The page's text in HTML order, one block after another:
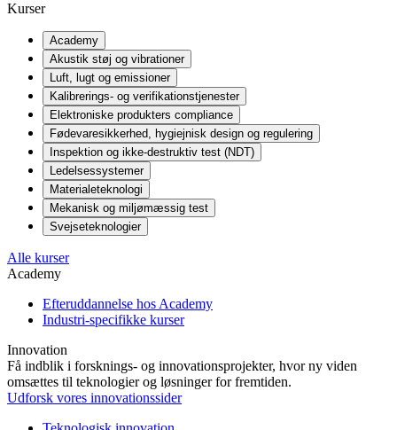
Kurser
Academy
Akustik støj og vibrationer
Luft, lugt og emissioner
Kalibrerings- og verifikationstjenester
Elektroniske produkters compliance
Fødevaresikkerhed, hygiejnisk design og regulering
Inspektion og ikke-destruktiv test (NDT)
Ledelsessystemer
Materialeteknologi
Mekanisk og miljømæssig test
Svejseteknologier
Alle kurser
Academy
Efteruddannelse hos Academy
Industri-specifikke kurser
Innovation
Få indblik i forsknings- og innovationsprojekter, hvor ny viden
omsættes til teknologier og løsninger for fremtiden.
Udforsk vores innovationssider